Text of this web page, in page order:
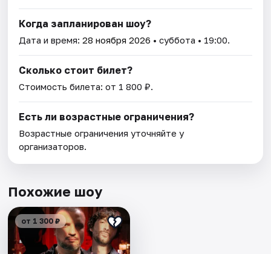
Когда запланирован шоу?
Дата и время:28 ноября 2026 • суббота • 19:00.
Сколько стоит билет?
Стоимость билета: от 1 800 ₽.
Есть ли возрастные ограничения?
Возрастные ограничения уточняйте у
организаторов.
Похожие шоу
от 1 300 ₽